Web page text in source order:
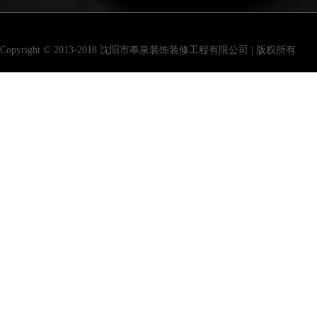
Copyright © 2013-2018 沈阳市奉泉装饰装修工程有限公司 | 版权所有